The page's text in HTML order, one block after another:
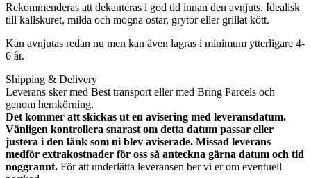
Rekommenderas att dekanteras i god tid innan den avnjuts. Idealisk
till kallskuret, milda och mogna ostar, grytor eller grillat kött.
Kan avnjutas redan nu men kan även lagras i minimum ytterligare 4-
6 år.
Shipping & Delivery
Leverans sker med Best transport eller med Bring Parcels och
genom hemkörning.
Det kommer att skickas ut en avisering med leveransdatum.
Vänligen kontrollera snarast om detta datum passar eller
justera i den länk som ni blev aviserade. Missad leverans
medför extrakostnader för oss så anteckna gärna datum och tid
noggrannt. För att underlätta leveransen ber vi er om eventuell